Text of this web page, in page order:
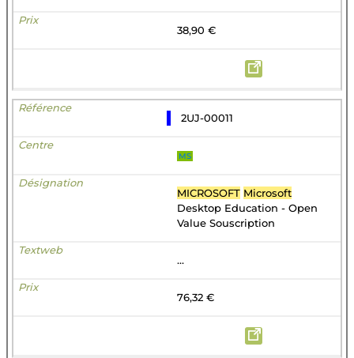
38,90 €
2UJ-00011
MS
MICROSOFT Microsoft
Desktop Education - Open
Value Souscription
...
76,32 €